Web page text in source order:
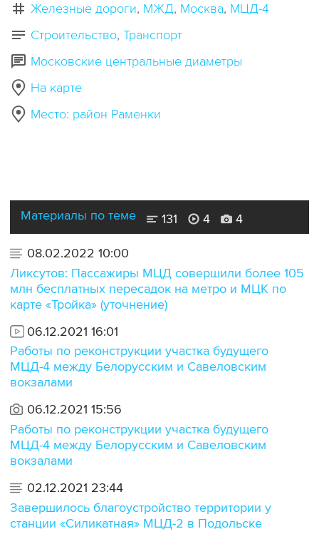
Железные дороги МЖД Москва МЦД-4
Строительство Транспорт
Московские центральные диаметры
На карте
Место: район Раменки
Материалы по теме 131 4 4
08.02.2022 10:00
Ликсутов: Пассажиры МЦД совершили более 105
млн бесплатных пересадок на метро и МЦК по
карте «Тройка» (уточнение)
06.12.2021 16:01
Работы по реконструкции участка будущего
МЦД-4 между Белорусским и Савеловским
вокзалами
06.12.2021 15:56
Работы по реконструкции участка будущего
МЦД-4 между Белорусским и Савеловским
вокзалами
02.12.2021 23:44
Завершилось благоустройство территории у
станции «Силикатная» МЦД-2 в Подольске